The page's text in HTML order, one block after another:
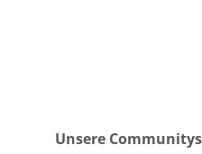
Unsere Communitys